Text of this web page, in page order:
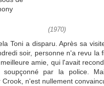
(1970)
Toni a disparu. Après sa
soir, personne n'a revu la
amie, qui l'avait
soupçonné par la police.
Crook, n'est nullement